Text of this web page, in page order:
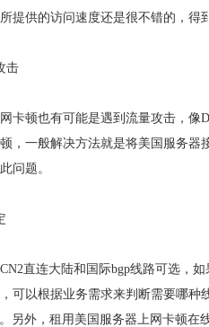
提供的访问速度还是很不错的，得
击
卡顿也有可能是遇到流量攻击，
，一般解决方法就是将美国服务
问题。
直连大陆和国际bgp线路可选，
可以根据业务需求来判断需要哪
另外，租用美国服务器上网卡顿